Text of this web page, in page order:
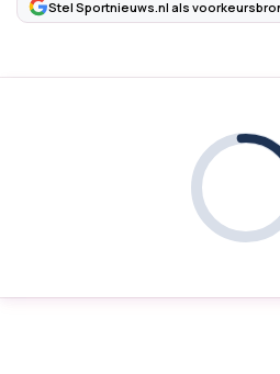
Stel Sportnieuws.nl als